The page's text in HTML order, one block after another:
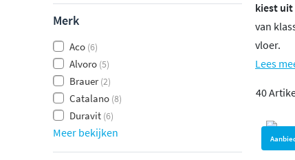
Merk
Aco (6)
Alvoro (5)
Brauer(2)
Catalano (8)
Duravit (6)
Meer bekijken
kiest uit
van
vloer.
Lees
40